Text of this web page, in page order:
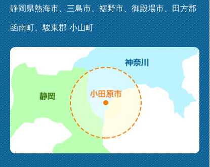
静岡県熱海市、三島市、裾野市、御殿場市、田方郡
函南町、駿東郡 小山町